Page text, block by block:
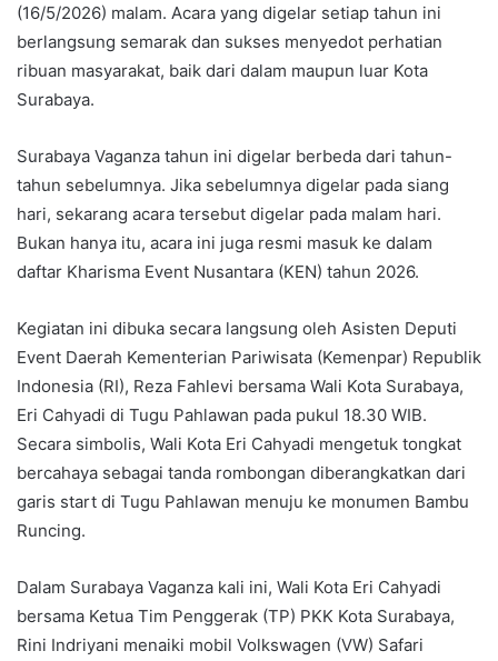
(16/5/2026) malam. Acara yang digelar setiap tahun ini
berlangsung semarak dan sukses menyedot perhatian
ribuan masyarakat, baik dari dalam maupun luar Kota
Surabaya.
Surabaya Vaganza tahun ini digelar berbeda dari tahun-
tahun sebelumnya. Jika sebelumnya digelar pada siang
hari, sekarang acara tersebut digelar pada malam hari.
Bukan hanya itu, acara ini juga resmi masuk ke dalam
daftar Kharisma Event Nusantara (KEN) tahun 2026.
Kegiatan ini dibuka secara langsung oleh Asisten Deputi
Event Daerah Kementerian Pariwisata (Kemenpar) Republik
Indonesia (RI), Reza Fahlevi bersama Wali Kota Surabaya,
Eri Cahyadi di Tugu Pahlawan pada pukul 18.30 WIB.
Secara simbolis, Wali Kota Eri Cahyadi mengetuk tongkat
bercahaya sebagai tanda rombongan diberangkatkan dari
garis start di Tugu Pahlawan menuju ke monumen Bambu
Runcing.
Dalam Surabaya Vaganza kali ini, Wali Kota Eri Cahyadi
bersama Ketua Tim Penggerak (TP) PKK Kota Surabaya,
Rini Indriyani menaiki mobil Volkswagen (VW) Safari